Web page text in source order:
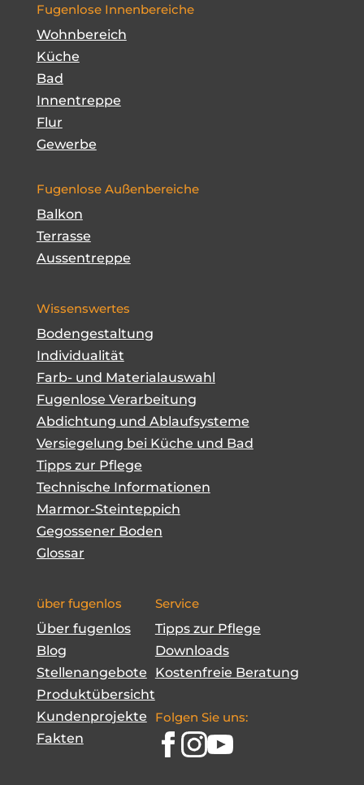
Fugenlose Innenbereiche
Wohnbereich
Küche
Bad
Innentreppe
Flur
Gewerbe
Fugenlose Außenbereiche
Balkon
Terrasse
Aussentreppe
Wissenswertes
Bodengestaltung
Individualität
Farb- und Materialauswahl
Fugenlose Verarbeitung
Abdichtung und Ablaufsysteme
Versiegelung bei Küche und Bad
Tipps zur Pflege
Technische Informationen
Marmor-Steinteppich
Gegossener Boden
Glossar
über fugenlos
Über fugenlos
Blog
Stellenangebote
Produktübersicht
Kundenprojekte
Fakten
Service
Tipps zur Pflege
Downloads
Kostenfreie Beratung
Folgen Sie uns: